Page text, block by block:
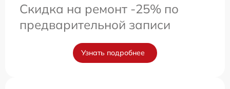
Скидка на ремонт -25% по
предварительной записи
Узнать подробнее